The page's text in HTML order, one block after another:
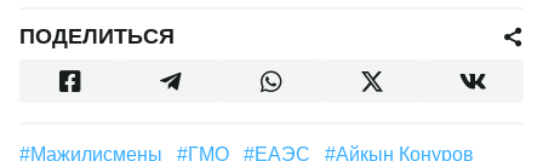
ПОДЕЛИТЬСЯ
#Мажилисмены #ГМО #ЕАЭС #Айкын Конуров